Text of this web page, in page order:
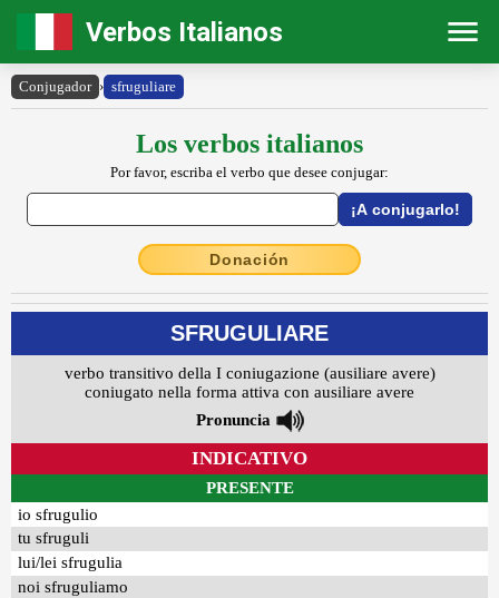
Verbos Italianos
Conjugador › sfruguliare
Los verbos italianos
Por favor, escriba el verbo que desee conjugar:
Donación
SFRUGULIARE
verbo transitivo della I coniugazione (ausiliare avere)
coniugato nella forma attiva con ausiliare avere
Pronuncia
INDICATIVO
PRESENTE
io sfrugulio
tu sfruguli
lui/lei sfrugulia
noi sfruguliamo